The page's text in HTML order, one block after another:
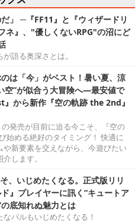
だ」 ─『FF11』と『ウィザードリ
ネ』、"優しくないRPG"の沼にど
語る奥深さとは。
のは「今」がベスト！暑い夏、涼
空”が似合う大冒険へ―最安値で
から新作『空の軌跡 the 2nd』
の発売が目前に迫る今こそ、『空の
始める絶好のタイミング！ 快適に
や新要素を交えながら、今遊びたい
します。
、いじめたくなる。正式版リリ
』プレイヤーに訊く“キュートア
底知れぬ魅力とは
パルもいじめたくなる！